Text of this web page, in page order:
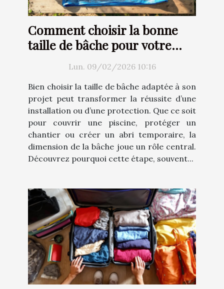
Comment choisir la bonne
taille de bâche pour votre
Lun. 09/02/2026 10:16
Bien choisir la taille de bâche adaptée à son
projet peut transformer la réussite d’une
installation ou d’une protection. Que ce soit
pour couvrir une piscine, protéger un
chantier ou créer un abri temporaire, la
dimension de la bâche joue un rôle central.
Découvrez pourquoi cette étape, souvent...